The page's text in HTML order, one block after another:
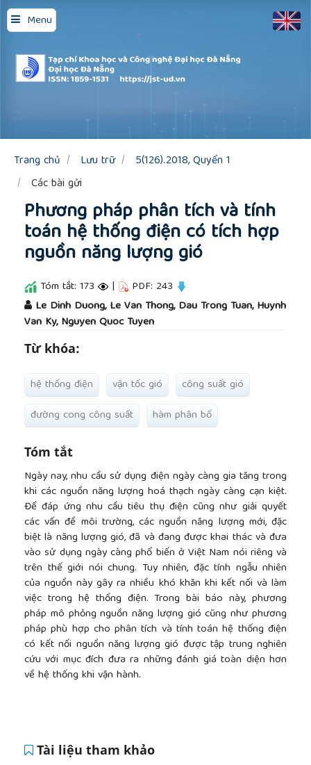
Menu
Quick
jump
to
page
content
Main
Sidebar
Trang chủ Lưu trữ
5(126).2018, Quyển 1
Các bài gửi
Phương pháp phân tích và tính
toán hệ thống điện có tích hợp
nguồn năng lượng gió
Tóm tắt: 173 | PDF: 243
Le Dinh Duong, Le Van Thong, Dau Trong Tuan, Huynh
Van Ky, Nguyen Quoc Tuyen
Từ khóa:
hệ thống điện vận tốc gió
công suất gió
đường cong công suất
hàm phân bố
Tóm tắt
Ngày nay, nhu cầu sử dụng điện ngày càng gia tăng trong
khi các nguồn năng lượng hoá thạch ngày càng cạn kiệt.
Để đáp ứng nhu cầu tiêu thụ điện cũng như giải quyết
các vấn đề môi trường, các nguồn năng lượng mới, đặc
biệt là năng lượng gió, đã và đang được khai thác và đưa
vào sử dụng ngày càng phổ biến ở Việt Nam nói riêng và
trên thế giới nói chung. Tuy nhiên, đặc tính ngẫu nhiên
của nguồn này gây ra nhiều khó khăn khi kết nối và làm
việc trong hệ thống điện. Trong bài báo này, phương
pháp mô phỏng nguồn năng lượng gió cũng như phương
pháp phù hợp cho phân tích và tính toán hệ thống điện
có kết nối nguồn năng lượng gió được tập trung nghiên
cứu với mục đích đưa ra những đánh giá toàn diện hơn
về hệ thống khi vận hành.
Tài liệu tham khảo